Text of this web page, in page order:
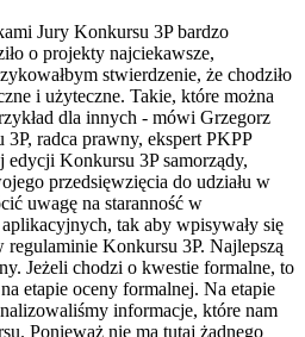
Jury Konkursu 3P bardzo
o projekty najciekawsze,
stwierdzenie, że chodziło
i użyteczne. Takie, które można
dla innych - mówi Grzegorz
radca prawny, ekspert PKPP
Konkursu 3P samorządy,
przedsięwzięcia do udziału w
uwagę na staranność w
tak aby wpisywały się
Konkursu 3P. Najlepszą
Jeżeli chodzi o kwestie formalne, to
etapie oceny formalnej. Na etapie
informacje, które nam
Ponieważ nie ma tutaj żadnego